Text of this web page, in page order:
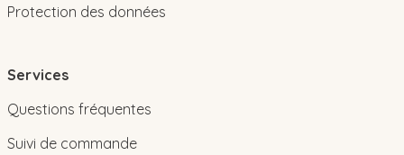
Protection des données
Services
Questions fréquentes
Suivi de commande